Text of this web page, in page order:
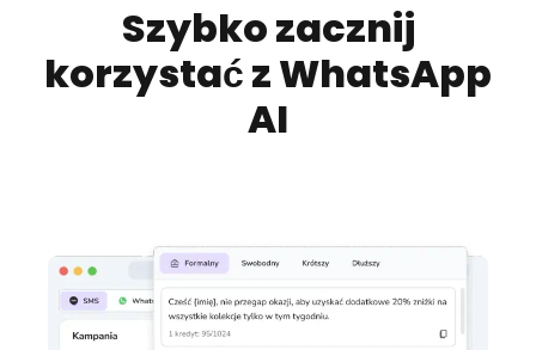
Szybko zacznij
korzystać z WhatsApp
AI